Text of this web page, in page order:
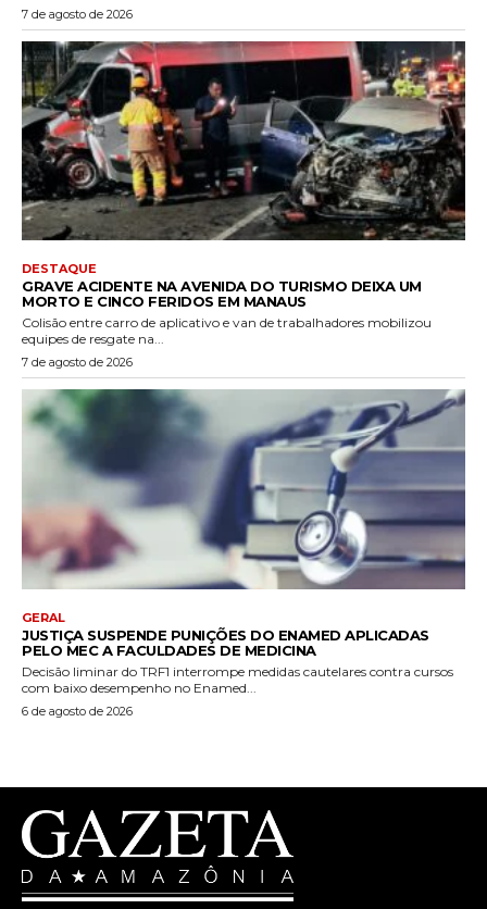
7 de agosto de 2026
DESTAQUE
GRAVE ACIDENTE NA AVENIDA DO TURISMO DEIXA UM
MORTO E CINCO FERIDOS EM MANAUS
Colisão entre carro de aplicativo e van de trabalhadores mobilizou
equipes de resgate na...
7 de agosto de 2026
GERAL
JUSTIÇA SUSPENDE PUNIÇÕES DO ENAMED APLICADAS
PELO MEC A FACULDADES DE MEDICINA
Decisão liminar do TRF1 interrompe medidas cautelares contra cursos
com baixo desempenho no Enamed...
6 de agosto de 2026